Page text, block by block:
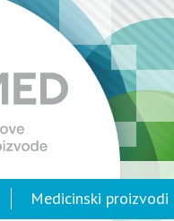
Medicinski proizvodi